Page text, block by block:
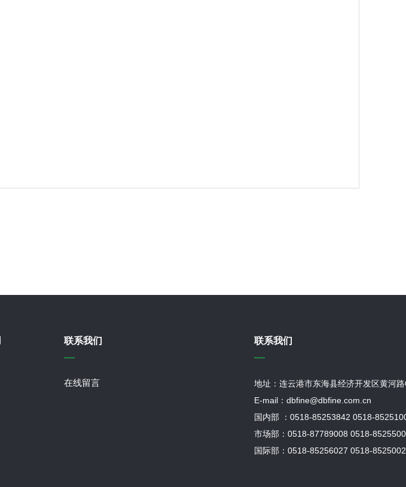
联系我们
在线留言
联系我们
地址：连云港市东海县经济开发区黄河
E-mail：dbfine@dbfine.com.cn
国内部 ：0518-85253842 0518-
市场部：0518-87789008 0518-
国际部：0518-85256027 0518-